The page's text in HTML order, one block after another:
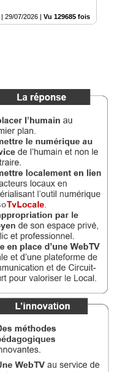
29/07/2026 Vu 129685 fois